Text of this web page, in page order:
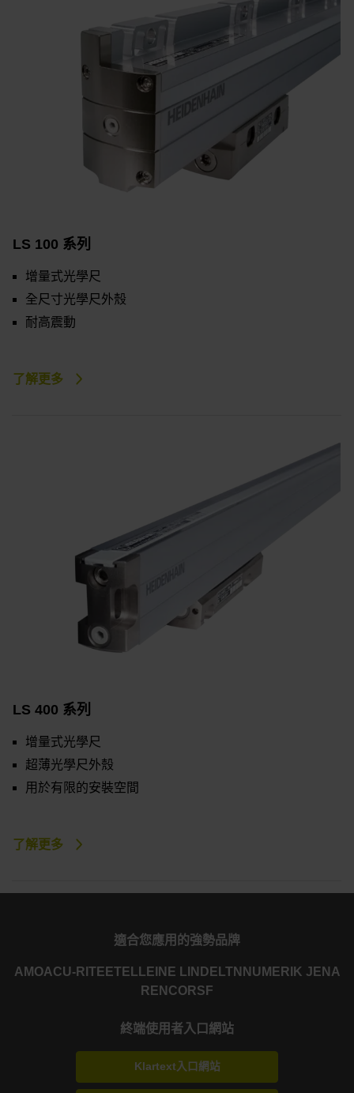
LS 100 系列
增量式光學尺
全尺寸光學尺外殼
耐高震動
了解更多
LS 400 系列
增量式光學尺
超薄光學尺外殼
用於有限的安裝空間
了解更多
適合您應用的強勢品牌
AMOACU-RITE ETEL LEINE LINDE LTN NUMERIK JENA
RENCORSF
終端使用者入口網站
Klartext入口網站